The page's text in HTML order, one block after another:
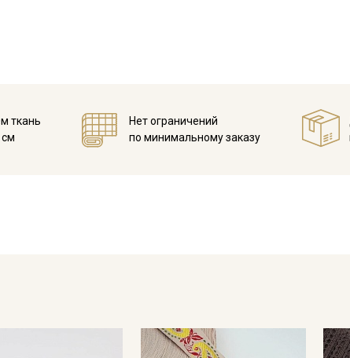
ткань
см
Нет ограничений
по минимальному заказу